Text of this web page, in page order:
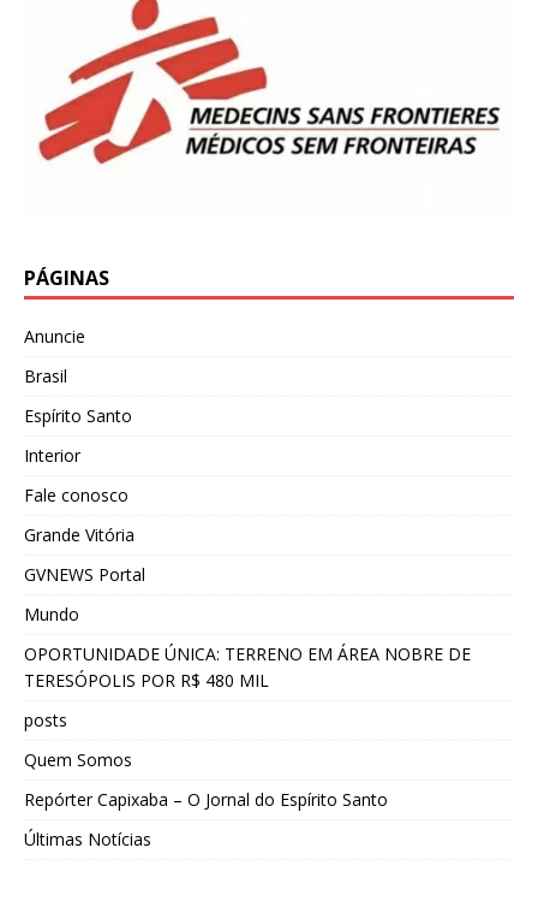
PÁGINAS
Anuncie
Brasil
Espírito Santo
Interior
Fale conosco
Grande Vitória
GVNEWS Portal
Mundo
OPORTUNIDADE ÚNICA: TERRENO EM ÁREA NOBRE DE
TERESÓPOLIS POR R$ 480 MIL
posts
Quem Somos
Repórter Capixaba – O Jornal do Espírito Santo
Últimas Notícias